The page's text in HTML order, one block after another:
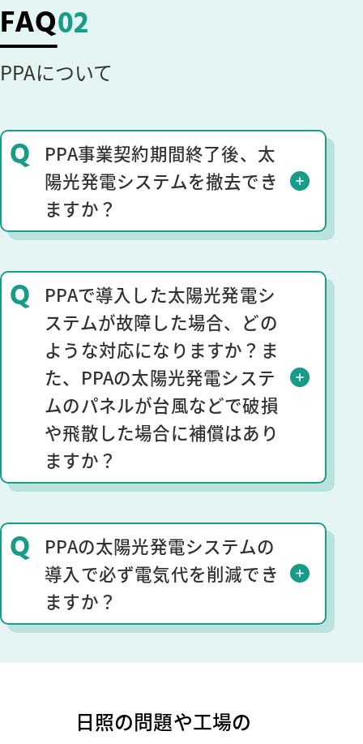
FAQ02
PPAについて
Q
PPA事業契約期間終了後、太
陽光発電システムを撤去でき
ますか？
Q
PPAで導入した太陽光発電シ
ステムが故障した場合、どの
ような対応になりますか？ま
た、PPAの太陽光発電システ
ムのパネルが台風などで破損
や飛散した場合に補償はあり
ますか？
Q
PPAの太陽光発電システムの
導入で必ず電気代を削減でき
ますか？
⽇照の問題や⼯場の